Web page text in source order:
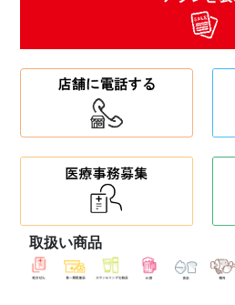
取扱い商品